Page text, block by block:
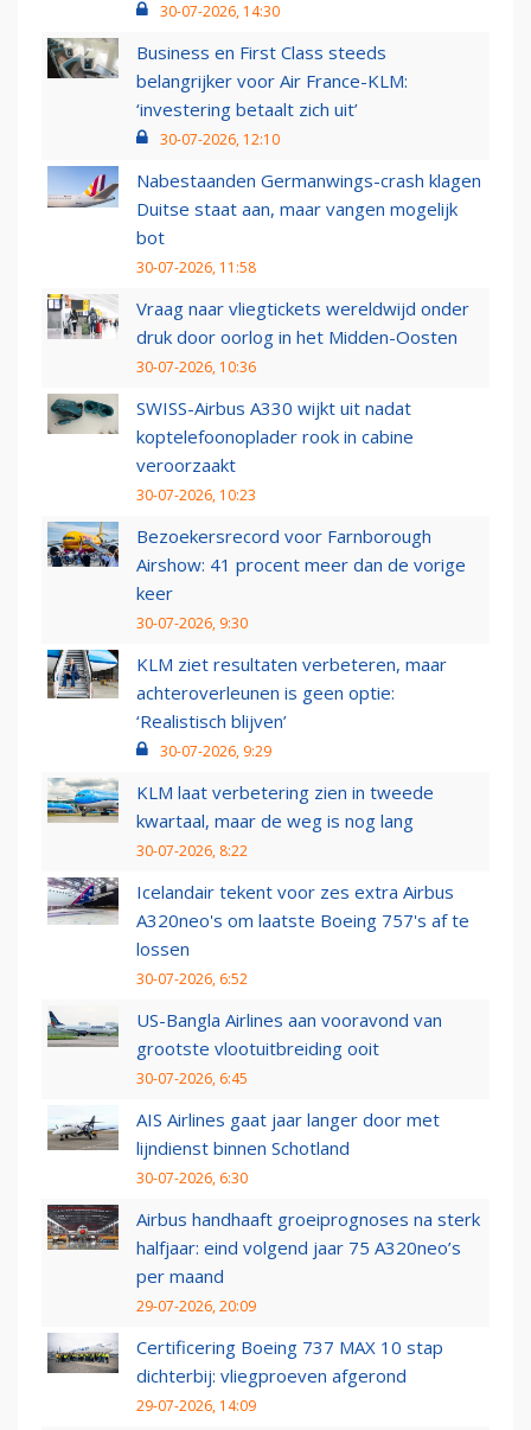
30-07-2026, 14:30
Business en First Class steeds
belangrijker voor Air France-KLM:
‘investering betaalt zich uit’
30-07-2026, 12:10
Nabestaanden Germanwings-crash klagen
Duitse staat aan, maar vangen mogelijk
bot
30-07-2026, 11:58
Vraag naar vliegtickets wereldwijd onder
druk door oorlog in het Midden-Oosten
30-07-2026, 10:36
SWISS-Airbus A330 wijkt uit nadat
koptelefoonoplader rook in cabine
veroorzaakt
30-07-2026, 10:23
Bezoekersrecord voor Farnborough
Airshow: 41 procent meer dan de vorige
keer
30-07-2026, 9:30
KLM ziet resultaten verbeteren, maar
achteroverleunen is geen optie:
‘Realistisch blijven’
30-07-2026, 9:29
KLM laat verbetering zien in tweede
kwartaal, maar de weg is nog lang
30-07-2026, 8:22
Icelandair tekent voor zes extra Airbus
A320neo's om laatste Boeing 757's af te
lossen
30-07-2026, 6:52
US-Bangla Airlines aan vooravond van
grootste vlootuitbreiding ooit
30-07-2026, 6:45
AIS Airlines gaat jaar langer door met
lijndienst binnen Schotland
30-07-2026, 6:30
Airbus handhaaft groeiprognoses na sterk
halfjaar: eind volgend jaar 75 A320neo’s
per maand
29-07-2026, 20:09
Certificering Boeing 737 MAX 10 stap
dichterbij: vliegproeven afgerond
29-07-2026, 14:09